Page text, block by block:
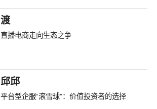
渡
直播电商走向生态之争
邱邱
平台型企服“滚雪球”：价值投资者的选择